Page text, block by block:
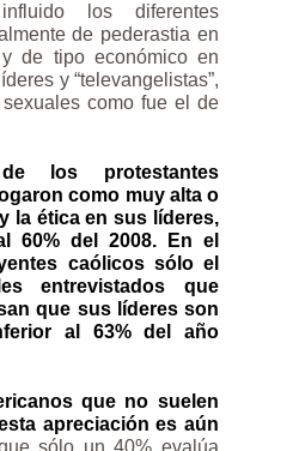
los diferentes
de pederastia en
de tipo económico en
y “televangelistas”,
como fue el de
los protestantes
como muy alta o
la ética en sus líderes,
60% del 2008. En el
caólicos sólo el
entrevistados que
que sus líderes son
al 63% del año
que no suelen
apreciación es aún